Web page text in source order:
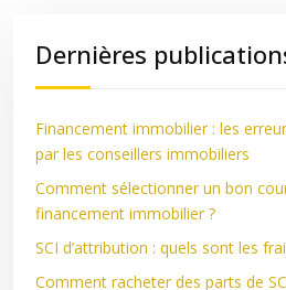
Dernières
Financement immobilier : les
par les conseillers immobiliers
Comment sélectionner un bon
financement immobilier ?
SCI d’attribution : quels sont les
Comment racheter des parts de